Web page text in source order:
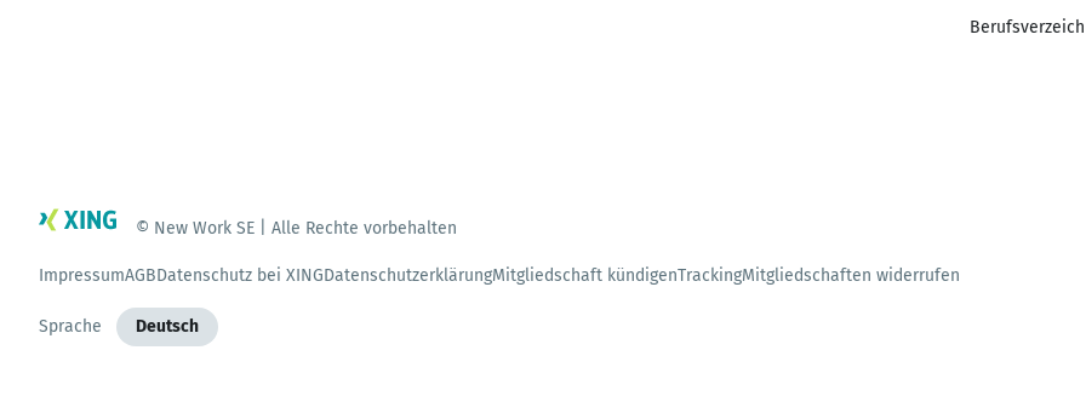
© New Work SE | Alle Rechte vorbehalten
ImpressumAGBDatenschutz bei XINGDatenschutzerklärungMitgliedschaft kündigenTrackingMitgliedschaften widerrufen
Sprache Deutsch